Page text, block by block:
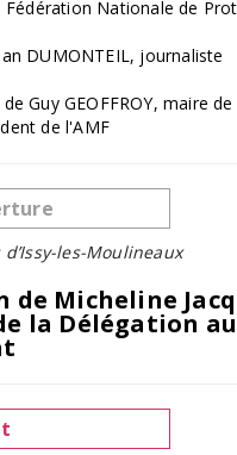
Fédération Nationale de
DUMONTEIL, journaliste
Guy GEOFFROY, maire
de l'AMF
les-Moulineaux
Micheline
la Délégation